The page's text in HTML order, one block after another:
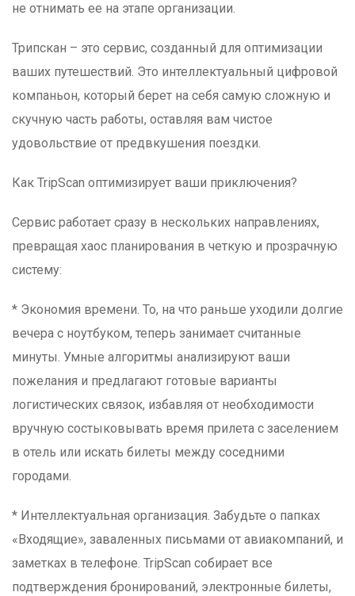
не отнимать ее на этапе организации.
Трипскан – это сервис, созданный для оптимизации
ваших путешествий. Это интеллектуальный цифровой
компаньон, который берет на себя самую сложную и
скучную часть работы, оставляя вам чистое
удовольствие от предвкушения поездки.
Как TripScan оптимизирует ваши приключения?
Сервис работает сразу в нескольких направлениях,
превращая хаос планирования в четкую и прозрачную
систему:
* Экономия времени. То, на что раньше уходили долгие
вечера с ноутбуком, теперь занимает считанные
минуты. Умные алгоритмы анализируют ваши
пожелания и предлагают готовые варианты
логистических связок, избавляя от необходимости
вручную состыковывать время прилета с заселением
в отель или искать билеты между соседними
городами.
* Интеллектуальная организация. Забудьте о папках
«Входящие», заваленных письмами от авиакомпаний, и
заметках в телефоне. TripScan собирает все
подтверждения бронирований, электронные билеты,